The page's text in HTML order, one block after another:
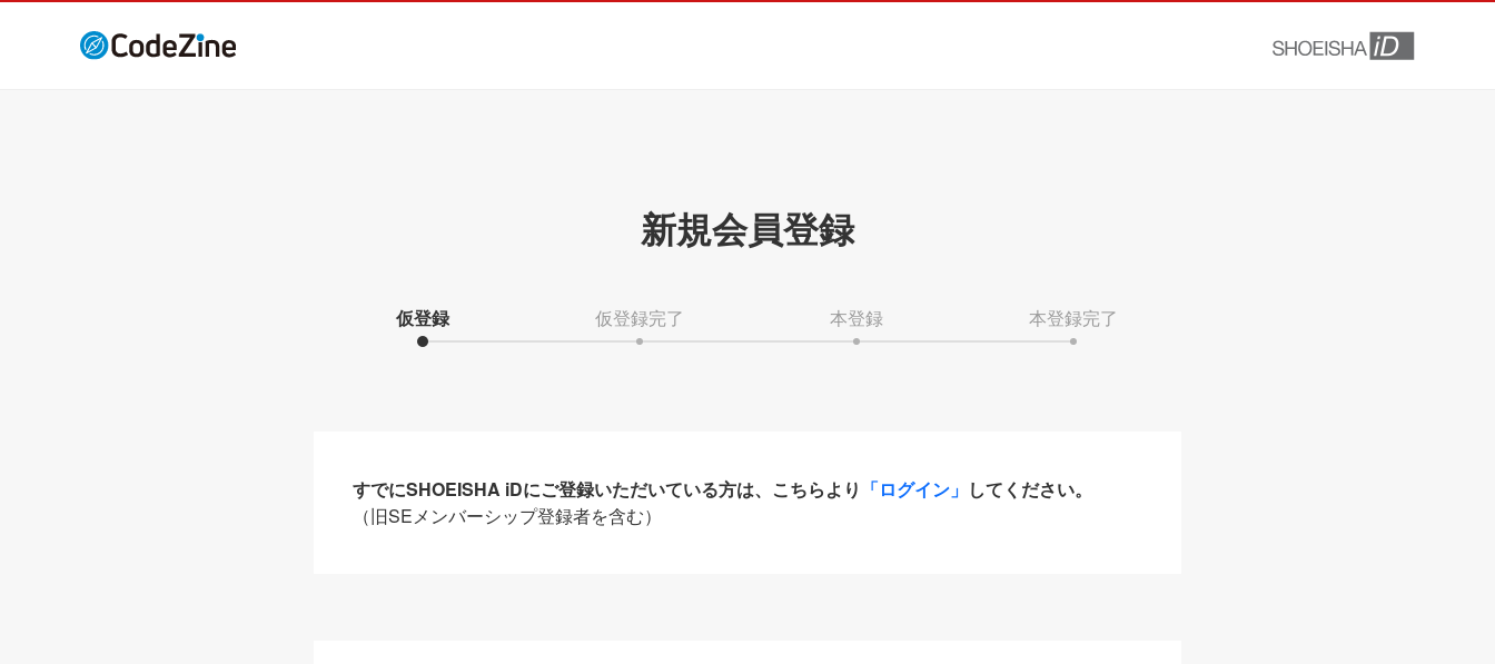
新規会員登録
仮登録 仮登録完了 本登録 本登録完了
すでにSHOEISHA iDにご登録いただいている方は、こちらより 「ログイン」 してください。
（旧SEメンバーシップ登録者を含む）